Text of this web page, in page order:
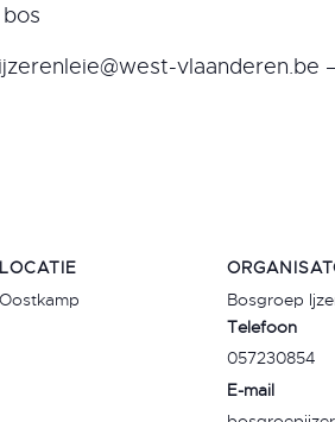
vlaanderen.be
LOCATIE
Oostkamp
Bosgroep
Telefoon
057230854
E-mail